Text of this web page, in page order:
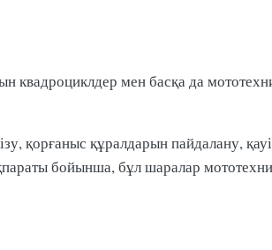
квадроциклдер мен басқа да
қорғаныс құралдарын пайдалану,
бойынша, бұл шаралар